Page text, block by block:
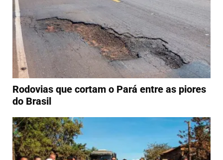
Rodovias que cortam o Pará entre as piores
do Brasil